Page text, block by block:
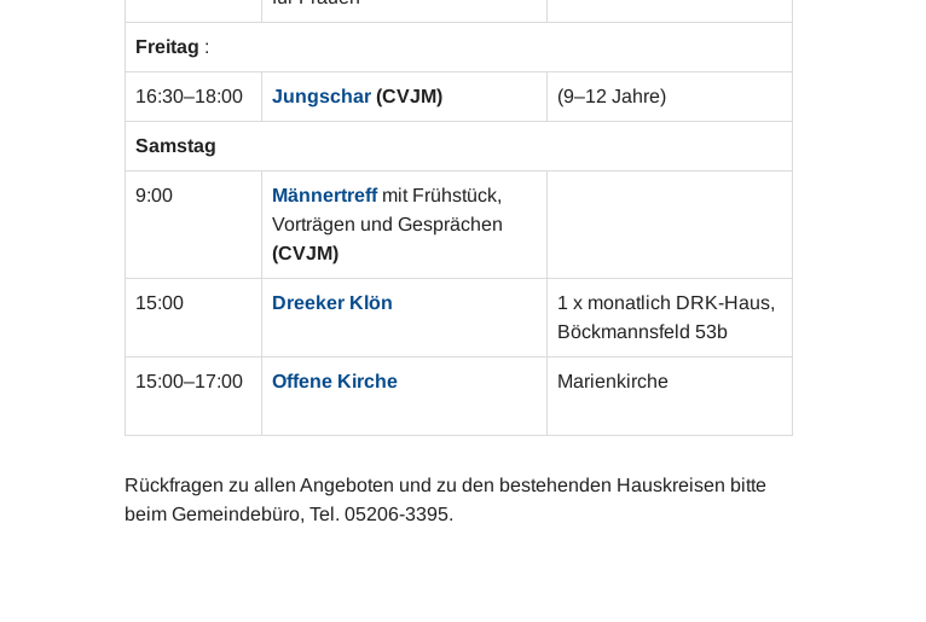
Freitag :
16:30–18:00 Jungschar (CVJM) (9–12 Jahre)
Samstag
9:00 Männertreff mit Frühstück,
Vorträgen und Gesprächen
(CVJM)
15:00 Dreeker Klön
1 x monatlich DRK-Haus,
Böckmannsfeld 53b
15:00–17:00 Offene Kirche Marienkirche
Rückfragen zu allen Angeboten und zu den bestehenden Hauskreisen bitte
beim Gemeindebüro, Tel. 05206-3395.